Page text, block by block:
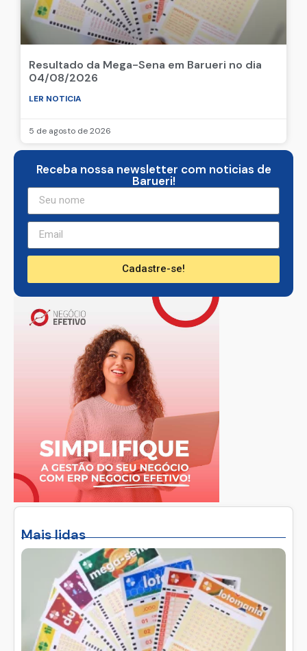
Resultado da Mega-Sena em Barueri no dia
04/08/2026
LER NOTICIA
5 de agosto de 2026
Mais lidas
Receba nossa newsletter com noticias de
Barueri!
Cadastre-se!